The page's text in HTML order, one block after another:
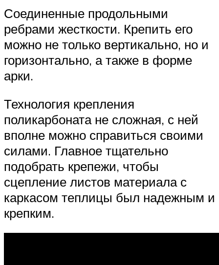
Соединенные продольными
ребрами жесткости. Крепить его
можно не только вертикально, но и
горизонтально, а также в форме
арки.
Технология крепления
поликарбоната не сложная, с ней
вполне можно справиться своими
силами. Главное тщательно
подобрать крепежи, чтобы
сцепление листов материала с
каркасом теплицы был надежным и
крепким.